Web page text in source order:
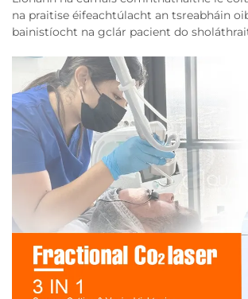
na praitise éifeachtúlacht an tsreabháin
bainistíocht na gclár pacient do